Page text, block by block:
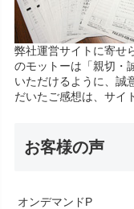
弊社運営サイトに寄せ
のモットーは「親切・
いただけるように、誠
だいたご感想は、サイ
お客様の声
オンデマンドP